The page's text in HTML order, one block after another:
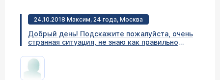
24.10.2018 Максим, 24 года, Москва
Добрый день! Подскажите пожалуйста, очень
странная ситуация, не знаю как правильно
давление в правом ухе (именно давление
внутри, не боль, не шум), совсем
незначительную потерю слуха, процентов 10%.